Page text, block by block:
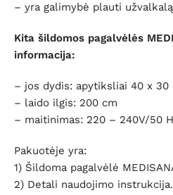
– yra galimybė plauti
Kita šildomos pagalvėlės
informacija:
– jos dydis: apytiksliai 40 x 30
– laido ilgis: 200 cm
– maitinimas: 220 – 240V/50
Pakuotėje yra:
1) Šildoma pagalvėlė
2) Detali naudojimo instrukcija.